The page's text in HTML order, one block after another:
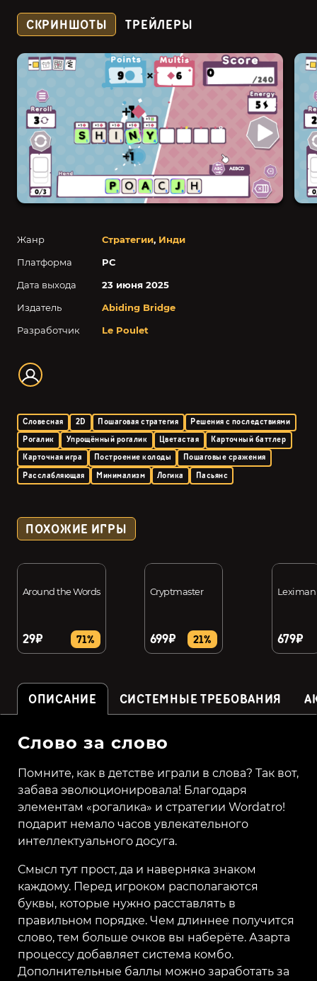
Жанр Стратегии, Инди
Платформа
PC
Дата выхода
23 июня 2025
Издатель
Abiding Bridge
Разработчик
Le Poulet
Словесная 2D Пошаговая стратегия
Решения с последствиями
Рогалик
Упрощённый рогалик Цветастая
Карточный баттлер
Карточная игра
Построение колоды
Пошаговые сражения
Расслабляющая
Минимализм Логика Пасьянс
СКРИНШОТЫ ТРЕЙЛЕРЫ
ПОХОЖИЕ ИГРЫ
Around the Words
29₽ 71%
Cryptmaster
699₽ 21%
Leximan
679₽
ОПИСАНИЕ СИСТЕМНЫЕ ТРЕБОВАНИЯ
Слово за слово
Помните, как в детстве играли в слова? Так вот,
забава эволюционировала! Благодаря
элементам «рогалика» и стратегии Wordatro!
подарит немало часов увлекательного
интеллектуального досуга.
Смысл тут прост, да и наверняка знаком
каждому. Перед игроком располагаются
буквы, которые нужно расставлять в
правильном порядке. Чем длиннее получится
слово, тем больше очков вы наберёте. Азарта
процессу добавляет система комбо.
Дополнительные баллы можно заработать за